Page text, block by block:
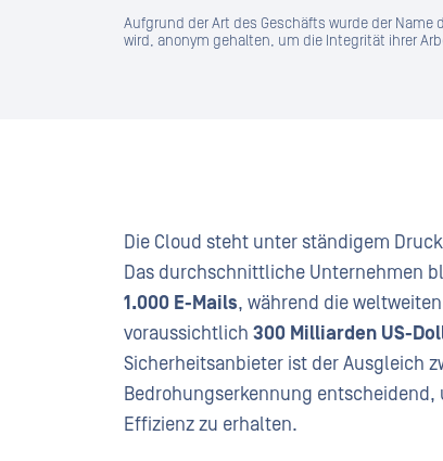
Aufgrund der Art des Geschäfts wurde der
wird, anonym gehalten, um die Integrität ihrer
Die Cloud steht unter ständigem
Das durchschnittliche Unternehmen
1.000 E-Mails, während die
voraussichtlich 300 Milliarden US-
Sicherheitsanbieter ist der Ausgleich
Bedrohungserkennung
Effizienz zu erhalten.